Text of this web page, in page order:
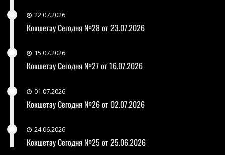
22.07.2026
Кокшетау Сегодня №28 от 23.07.2026
15.07.2026
Кокшетау Сегодня №27 от 16.07.2026
01.07.2026
Кокшетау Сегодня №26 от 02.07.2026
24.06.2026
Кокшетау Сегодня №25 от 25.06.2026